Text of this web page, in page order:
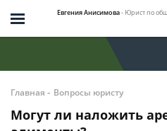
Евгения Анисимова- Юрист по
Главная - Вопросы юристу
Могут ли наложить